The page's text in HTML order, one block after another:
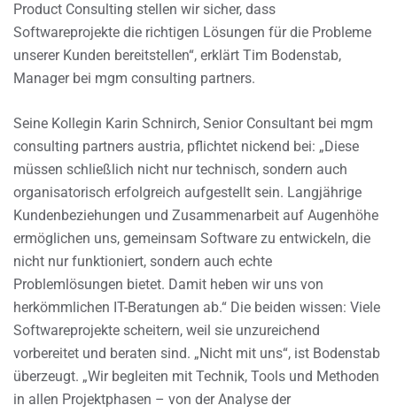
Product Consulting stellen wir sicher, dass
Softwareprojekte die richtigen Lösungen für die Probleme
unserer Kunden bereitstellen“, erklärt Tim Bodenstab,
Manager bei mgm consulting partners.
Seine Kollegin Karin Schnirch, Senior Consultant bei mgm
consulting partners austria, pflichtet nickend bei: „Diese
müssen schließlich nicht nur technisch, sondern auch
organisatorisch erfolgreich aufgestellt sein. Langjährige
Kundenbeziehungen und Zusammenarbeit auf Augenhöhe
ermöglichen uns, gemeinsam Software zu entwickeln, die
nicht nur funktioniert, sondern auch echte
Problemlösungen bietet. Damit heben wir uns von
herkömmlichen IT-Beratungen ab.“ Die beiden wissen: Viele
Softwareprojekte scheitern, weil sie unzureichend
vorbereitet und beraten sind. „Nicht mit uns“, ist Bodenstab
überzeugt. „Wir begleiten mit Technik, Tools und Methoden
in allen Projektphasen – von der Analyse der